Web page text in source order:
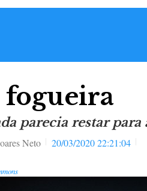
fogueira
parecia restar para
Neto 20/03/2020 22:21:04